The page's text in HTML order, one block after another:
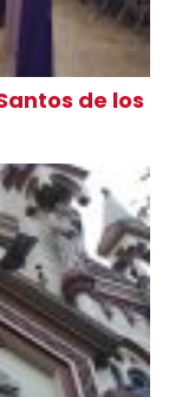
de los